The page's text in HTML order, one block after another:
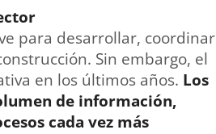
para desarrollar, coordinar
Sin embargo, el
en los últimos años. Los
de información,
cada vez más